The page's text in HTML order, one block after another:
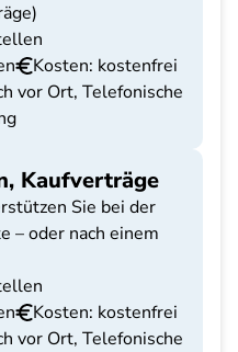
Kosten: kostenfrei
vor Ort, Telefonische
Kaufverträge
Sie bei der
– oder nach einem
Kosten: kostenfrei
vor Ort, Telefonische